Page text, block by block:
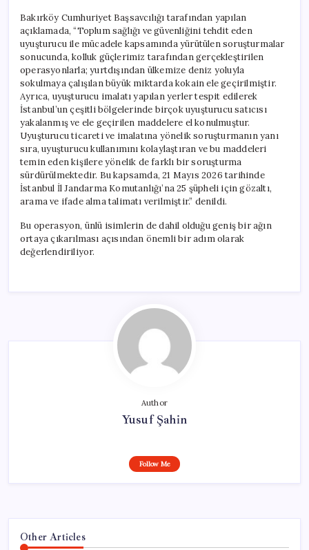
Bakırköy Cumhuriyet Başsavcılığı tarafından yapılan
açıklamada, “Toplum sağlığı ve güvenliğini tehdit eden
uyuşturucu ile mücadele kapsamında yürütülen soruşturmalar
sonucunda, kolluk güçlerimiz tarafından gerçekleştirilen
operasyonlarla; yurtdışından ülkemize deniz yoluyla
sokulmaya çalışılan büyük miktarda kokain ele geçirilmiştir.
Ayrıca, uyuşturucu imalatı yapılan yerler tespit edilerek
İstanbul’un çeşitli bölgelerinde birçok uyuşturucu satıcısı
yakalanmış ve ele geçirilen maddelere el konulmuştur.
Uyuşturucu ticareti ve imalatına yönelik soruşturmanın yanı
sıra, uyuşturucu kullanımını kolaylaştıran ve bu maddeleri
temin eden kişilere yönelik de farklı bir soruşturma
sürdürülmektedir. Bu kapsamda, 21 Mayıs 2026 tarihinde
İstanbul İl Jandarma Komutanlığı’na 25 şüpheli için gözaltı,
arama ve ifade alma talimatı verilmiştir.” denildi.
Bu operasyon, ünlü isimlerin de dahil olduğu geniş bir ağın
ortaya çıkarılması açısından önemli bir adım olarak
değerlendiriliyor.
Author
Yusuf Şahin
Follow Me
Other Articles